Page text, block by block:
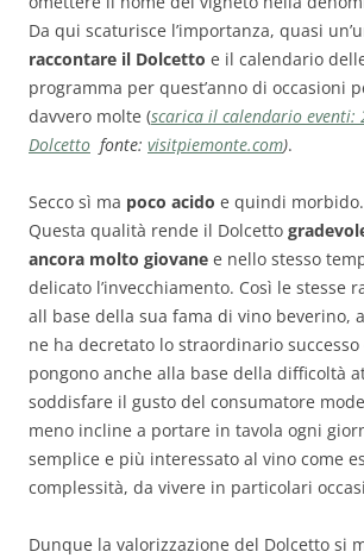
Da qui scaturisce l’importanza, quasi
raccontare il Dolcetto e il calendario
programma per quest’anno di occasioni
davvero molte (scarica il calendario eventi:
Dolcetto fonte: visitpiemonte.com).
Secco sì ma poco acido e quindi morbido.
Questa qualità rende il Dolcetto
ancora molto giovane e nello stesso
delicato l’invecchiamento. Così le stesse
all base della sua fama di vino beverino,
ne ha decretato lo straordinario
pongono anche alla base della difficoltà
soddisfare il gusto del consumatore
meno incline a portare in tavola ogni
semplice e più interessato al vino come
complessità, da vivere in particolari
Dunque la valorizzazione del Dolcetto si